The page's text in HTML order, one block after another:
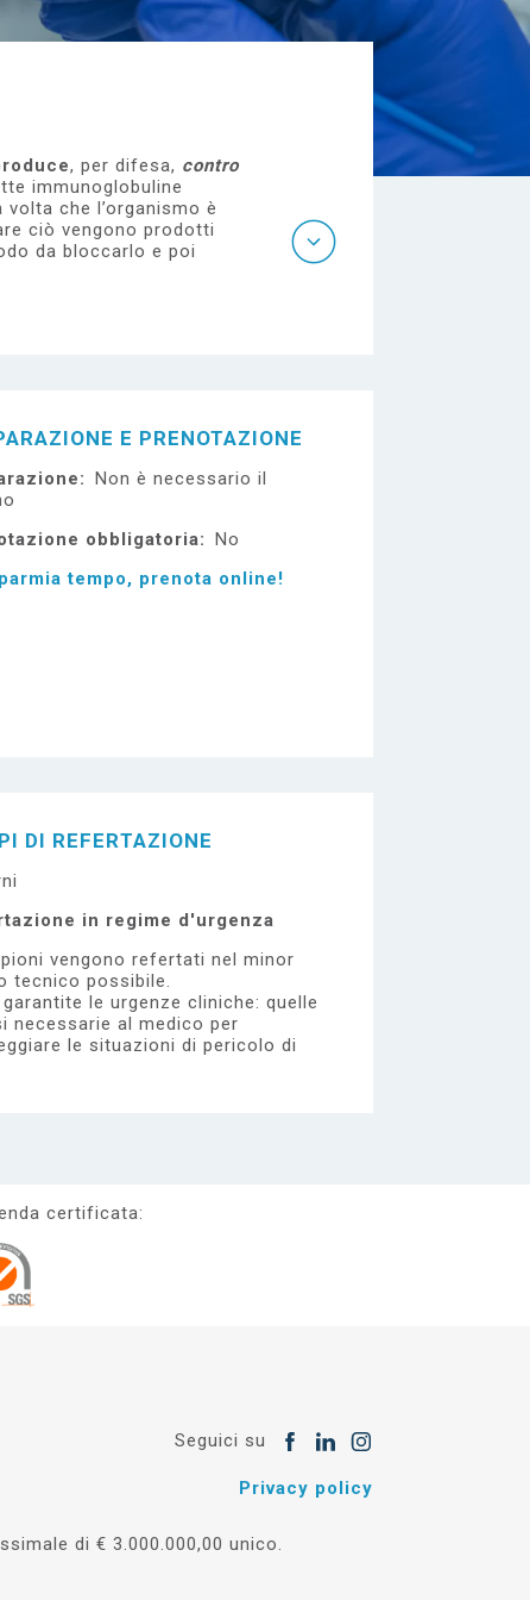
, per difesa, contro
immunoglobuline
che l’organismo è
ciò vengono prodotti
da bloccarlo e poi
E PRENOTAZIONE
Non è necessario il
obbligatoria
No
tempo, prenota online!
DI REFERTAZIONE
in regime d'urgenza
vengono refertati nel minor
tecnico possibile.
le urgenze cliniche: quelle
necessarie al medico per
le situazioni di pericolo di
certificata:
Seguici su
Privacy policy
di € 3.000.000,00 unico.